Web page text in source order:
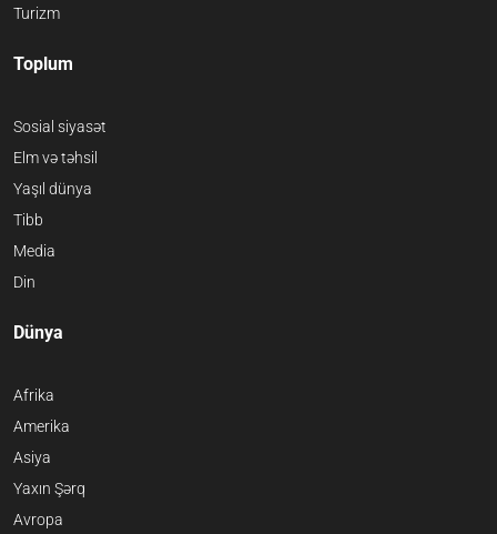
Turizm
Toplum
Sosial siyasət
Elm və təhsil
Yaşıl dünya
Tibb
Media
Din
Dünya
Afrika
Amerika
Asiya
Yaxın Şərq
Avropa